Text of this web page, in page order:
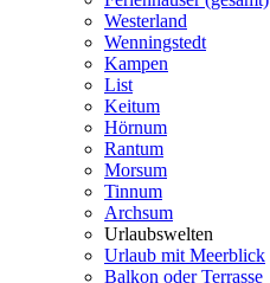
Westerland
Wenningstedt
Kampen
List
Keitum
Hörnum
Rantum
Morsum
Tinnum
Archsum
Urlaubswelten
Urlaub mit Meerblick
Balkon oder Terrasse